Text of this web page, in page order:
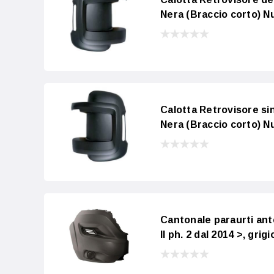
Nera (Braccio corto)
Calotta Retrovisore
Nera (Braccio corto)
Cantonale paraurti
II ph. 2 dal 2014 >,